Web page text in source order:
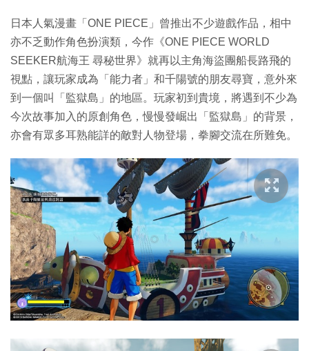
日本人氣漫畫「ONE PIECE」曾推出不少遊戲作品，相中
亦不乏動作角色扮演類，今作《ONE PIECE WORLD
SEEKER航海王 尋秘世界》就再以主角海盜團船長路飛的
視點，讓玩家成為「能力者」和千陽號的朋友尋寶，意外來
到一個叫「監獄島」的地區。玩家初到貴境，將遇到不少為
今次故事加入的原創角色，慢慢發崛出「監獄島」的背景，
亦會有眾多耳熟能詳的敵對人物登場，拳腳交流在所難免。